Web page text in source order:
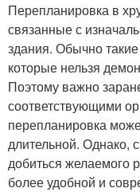
Перепланировка в
связанные с
здания. Обычно
которые нельзя
Поэтому важно
соответствующими
перепланировка
длительной.
добиться желаемого
более удобной и